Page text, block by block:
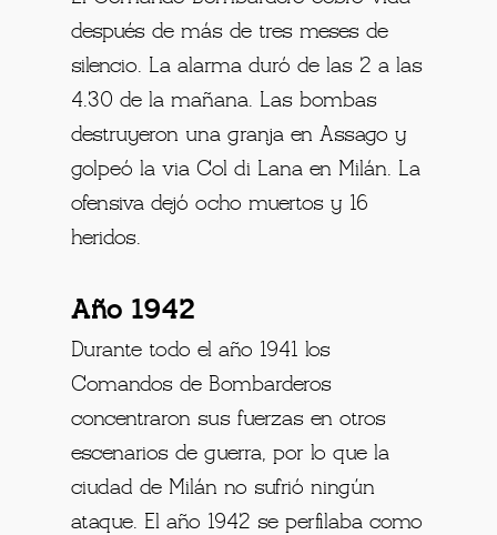
después de más de tres meses de
silencio. La alarma duró de las 2 a las
4.30 de la mañana. Las bombas
destruyeron una granja en Assago y
golpeó la via Col di Lana en Milán. La
ofensiva dejó ocho muertos y 16
heridos.
Año 1942
Durante todo el año 1941 los
Comandos de Bombarderos
concentraron sus fuerzas en otros
escenarios de guerra, por lo que la
ciudad de Milán no sufrió ningún
ataque. El año 1942 se perfilaba como